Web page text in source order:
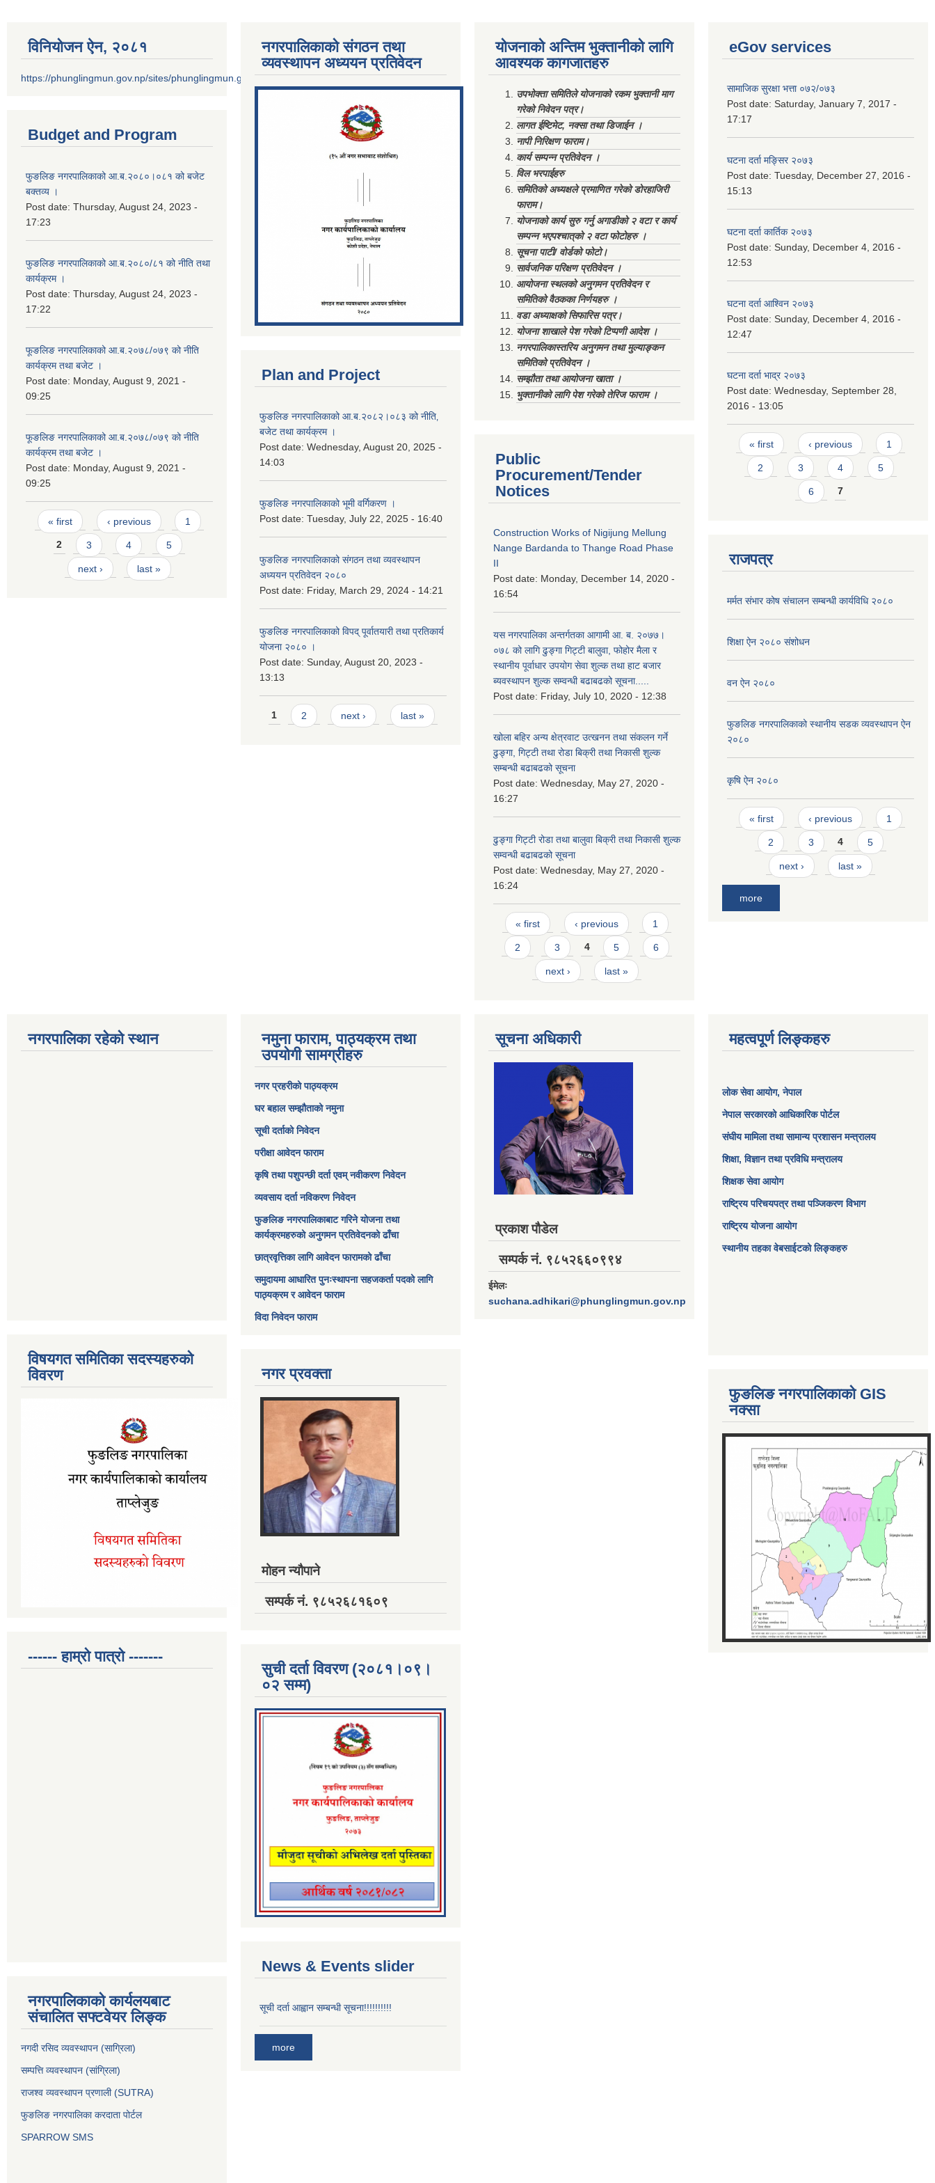
विनियोजन ऐन‚ २०८१
https://phunglingmun.gov.np/sites/phunglingmun.gov.np/files/documents/Al...
Budget and Program
फुङलिङ नगरपालिकाको आ.ब.२०८०।०८१ को बजेट
बक्तव्य ।
Post date: Thursday, August 24, 2023 -
17:23
फुङलिङ नगरपालिकाको आ.ब.२०८०/८१ को नीति तथा
कार्यक्रम ।
Post date: Thursday, August 24, 2023 -
17:22
फूङलिङ नगरपालिकाको आ.ब.२०७८/०७९ को नीति
कार्यक्रम तथा बजेट ।
Post date: Monday, August 9, 2021 -
09:25
फूङलिङ नगरपालिकाको आ.ब.२०७८/०७९ को नीति
कार्यक्रम तथा बजेट ।
Post date: Monday, August 9, 2021 -
09:25
Pages
« first ‹ previous 1
2 3 4 5
next › last »
नगरपालिकाको संगठन तथा
व्यवस्थापन अध्ययन प्रतिवेदन
Plan and Project
फुङलिङ नगरपालिकाको आ.ब.२०८२।०८३ को नीति‚
बजेट तथा कार्यक्रम ।
Post date: Wednesday, August 20, 2025 -
14:03
फुङलिङ नगरपालिकाको भूमी वर्गिकरण ।
Post date: Tuesday, July 22, 2025 - 16:40
फुङलिङ नगरपालिकाको संगठन तथा व्यवस्थापन
अध्ययन प्रतिवेदन २०८०
Post date: Friday, March 29, 2024 - 14:21
फुङलिङ नगरपालिकाको विपद् पूर्वातयारी तथा प्रतिकार्य
योजना २०८० ।
Post date: Sunday, August 20, 2023 -
13:13
Pages
1 2 next › last »
योजनाको अन्तिम भुक्तानीको लागि
आवश्यक कागजातहरु
उपभोक्ता समितिले योजनाको रकम भुक्तानी माग
गरेको निवेदन पत्र।
लागत ईष्टिमेट, नक्सा तथा डिजाईन ।
नापी निरिक्षण फाराम।
कार्य सम्पन्न प्रतिवेदन ।
विल भरपाईहरु
समितिको अध्यक्षले प्रमाणित गरेको डोरहाजिरी
फाराम।
योजनाको कार्य सुरु गर्नु अगाडीको २ वटा र कार्य
सम्पन्न भएपश्चात्‌को २ वटा फोटोहरु ।
सूचना पाटी/ वोर्डको फोटो।
सार्वजनिक परिक्षण प्रतिवेदन ।
आयोजना स्थलको अनुगमन प्रतिवेदन र
समितिको वैठकका निर्णयहरु ।
वडा अध्याक्षको सिफारिस पत्र।
योजना शाखाले पेश गरेको टिप्पणी आदेश ।
नगरपालिकास्तरिय अनुगमन तथा मुल्याङ्कन
समितिको प्रतिवेदन ।
सम्झौता तथा आयोजना खाता ।
भुक्तानीको लागि पेश गरेको तेरिज फाराम ।
Public
Procurement/Tender
Notices
Construction Works of Nigijung Mellung
Nange Bardanda to Thange Road Phase
II
Post date: Monday, December 14, 2020 -
16:54
यस नगरपालिका अन्तर्गतका आगामी आ. ब. २०७७।
०७८ को लागि ढुङ्गा गिट्टी बालुवा, फोहोर मैला र
स्थानीय पूर्वाधार उपयोग सेवा शुल्क तथा हाट बजार
ब्यवस्थापन शुल्क सम्वन्धी बढाबढको सूचना.....
Post date: Friday, July 10, 2020 - 12:38
खोला बहिर अन्य क्षेत्रवाट उत्खनन तथा संकलन गर्ने
ढुङ्गा, गिट्टी तथा रोडा बिक्री तथा निकासी शुल्क
सम्बन्धी बढाबढको सूचना
Post date: Wednesday, May 27, 2020 -
16:27
ढुङ्गा गिट्टी रोडा तथा बालुवा बिक्री तथा निकासी शुल्क
सम्वन्धी बढाबढको सूचना
Post date: Wednesday, May 27, 2020 -
16:24
Pages
« first ‹ previous 1
2 3 4 5 6
next › last »
eGov services
सामाजिक सुरक्षा भत्ता ०७२/०७३
Post date: Saturday, January 7, 2017 -
17:17
घटना दर्ता मङ्सिर २०७३
Post date: Tuesday, December 27, 2016 -
15:13
घटना दर्ता कार्तिक २०७३
Post date: Sunday, December 4, 2016 -
12:53
घटना दर्ता आश्विन २०७३
Post date: Sunday, December 4, 2016 -
12:47
घटना दर्ता भाद्र २०७३
Post date: Wednesday, September 28,
2016 - 13:05
Pages
« first ‹ previous 1
2 3 4 5
6 7
राजपत्र
मर्मत संभार कोष संचालन सम्बन्धी कार्यविधि २०८०
शिक्षा ऐन २०८० संशोधन
वन ऐन २०८०
फुङलिङ नगरपालिकाको स्थानीय सडक व्यवस्थापन ऐन
२०८०
कृषि ऐन २०८०
Pages
« first ‹ previous 1
2 3 4 5
next › last »
more
नगरपालिका रहेको स्थान
विषयगत समितिका सदस्यहरुको
विवरण
------ हाम्रो पात्रो -------
नगरपालिकाको कार्यलयबाट
संचालित सफ्टवेयर लिङ्क
नगदी रसिद व्यवस्थापन (साग्रिला)
सम्पत्ति व्यवस्थापन (सांग्रिला)
राजश्व व्यवस्थापन प्रणाली (SUTRA)
फुङलिङ नगरपालिका करदाता पोर्टल
SPARROW SMS
नमुना फाराम, पाठ्यक्रम तथा
उपयोगी सामग्रीहरु
नगर प्रहरीको पाठ्यक्रम
घर बहाल सम्झौताको नमुना
सूची दर्ताको निवेदन
परीक्षा आवेदन फाराम
कृषि तथा पशुपन्छी दर्ता एवम् नवीकरण निवेदन
व्यवसाय दर्ता नविकरण निवेदन
फुङलिङ नगरपालिकाबाट गरिने योजना तथा
कार्यक्रमहरुको अनुगमन प्रतिवेदनको ढाँचा
छात्रवृत्तिका लागि आवेदन फारामको ढाँचा
समुदायमा आधारित पुनःस्थापना सहजकर्ता पदको लागि
पाठ्यक्रम र आवेदन फाराम
विदा निवेदन फाराम
नगर प्रवक्ता
मोहन न्यौपाने
सम्पर्क नं. ९८५२६८१६०९
सुची दर्ता विवरण (२०८१।०९।
०२ सम्म)
News & Events slider
सूची दर्ता आह्वान सम्बन्धी सूचना!!!!!!!!!!
more
सूचना अधिकारी
प्रकाश पौडेल
सम्पर्क नं. ९८५२६६०९९४
ईमेलः
suchana.adhikari@phunglingmun.gov.np
महत्वपूर्ण लिङ्कहरु
लोक सेवा आयोग, नेपाल
नेपाल सरकारको आधिकारिक पोर्टल
संघीय मामिला तथा सामान्य प्रशासन मन्त्रालय
शिक्षा, विज्ञान तथा प्रविधि मन्त्रालय
शिक्षक सेवा आयोग
राष्ट्रिय परिचयपत्र तथा पञ्जिकरण विभाग
राष्ट्रिय योजना आयोग
स्थानीय तहका वेबसाईटको लिङ्कहरु
फुङलिङ नगरपालिकाको GIS
नक्सा